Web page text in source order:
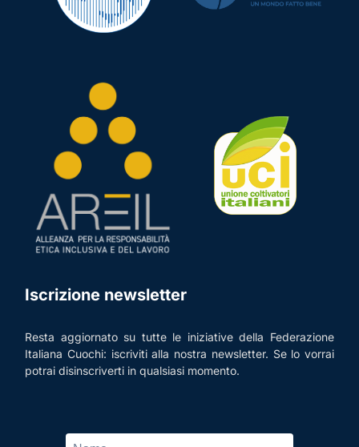
Iscrizione newsletter
Resta aggiornato su tutte le iniziative della Federazione
Italiana Cuochi: iscriviti alla nostra newsletter. Se lo vorrai
potrai disinscriverti in qualsiasi momento.